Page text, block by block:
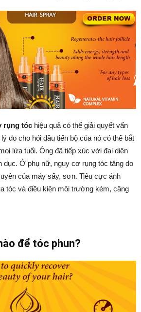
rụng tóc hiệu quả có thể giải quyết vấn
do cho hói đầu tiến bộ của nó có thể bắt
lứa tuổi. Ông đã tiếp xúc với đại diện
dục. Ở phụ nữ, nguy cơ rụng tóc tăng do
của máy sấy, sơn. Tiêu cực ảnh
tóc và điều kiện môi trường kém, căng
để tóc phun?